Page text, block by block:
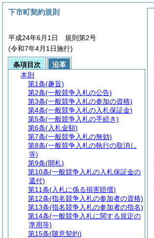
下市町契約規則
平成24年6月1日 規則第2号
(令和7年4月1日施行)
条項目次
沿革
本則
第1条(趣旨)
第2条(一般競争入札の公告)
第3条(一般競争入札の参加の資格)
第4条(一般競争入札の入札保証金)
第5条(一般競争入札の手続き)
第6条(入札金額)
第7条(一般競争入札の無効)
第8条(一般競争入札の執行の取消し
等)
第9条(開札)
第10条(一般競争入札の入札保証金の
還付)
第11条(入札に係る損害賠償)
第12条(指名競争入札の参加者の資格)
第13条(指名競争入札の参加者の指名)
第14条(一般競争入札に関する規定の
準用等)
第15条(随意契約)